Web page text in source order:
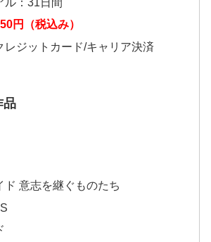
ル：31日間
円（税込み）
レジットカード/キャリア決済
品
ド 意志を継ぐものたち